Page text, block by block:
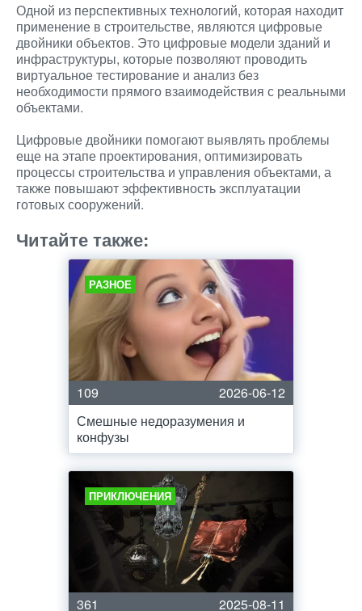
Одной из перспективных технологий, которая находит
применение в строительстве, являются цифровые
двойники объектов. Это цифровые модели зданий и
инфраструктуры, которые позволяют проводить
виртуальное тестирование и анализ без
необходимости прямого взаимодействия с реальными
объектами.
Цифровые двойники помогают выявлять проблемы
еще на этапе проектирования, оптимизировать
процессы строительства и управления объектами, а
также повышают эффективность эксплуатации
готовых сооружений.
Читайте также:
РАЗНОЕ
109
2026-06-12
Смешные недоразумения и
конфузы
ПРИКЛЮЧЕНИЯ
361 2025-08-11